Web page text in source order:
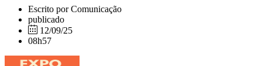
Escrito por Comunicação
publicado
12/09/25
08h57